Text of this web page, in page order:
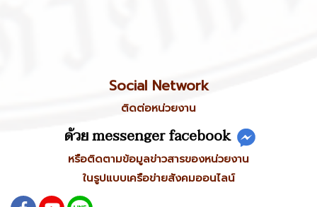
Social Network
ติดต่อหน่วยงาน
ด้วย messenger facebook
หรือติดตามข้อมูลข่าวสารของหน่วยงาน
ในรูปแบบเครือข่ายสังคมออนไลน์